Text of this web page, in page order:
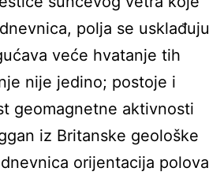
polja se usklađuju
veće hvatanje tih
nije jedino; postoje i
geomagnetne aktivnosti
iz Britanske geološke
orijentacija polova